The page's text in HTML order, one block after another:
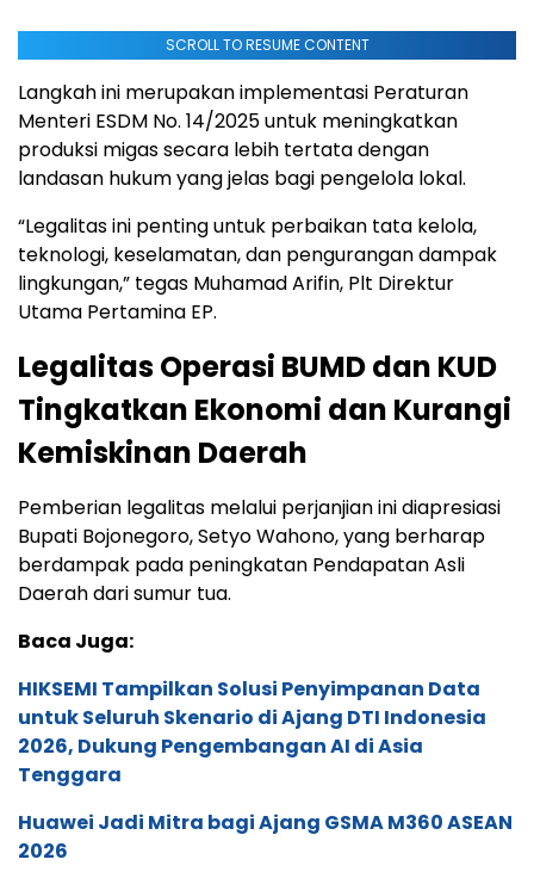
SCROLL TO RESUME CONTENT
Langkah ini merupakan implementasi Peraturan
Menteri ESDM No. 14/2025 untuk meningkatkan
produksi migas secara lebih tertata dengan
landasan hukum yang jelas bagi pengelola lokal.
“Legalitas ini penting untuk perbaikan tata kelola,
teknologi, keselamatan, dan pengurangan dampak
lingkungan,” tegas Muhamad Arifin, Plt Direktur
Utama Pertamina EP.
Legalitas Operasi BUMD dan KUD
Tingkatkan Ekonomi dan Kurangi
Kemiskinan Daerah
Pemberian legalitas melalui perjanjian ini diapresiasi
Bupati Bojonegoro, Setyo Wahono, yang berharap
berdampak pada peningkatan Pendapatan Asli
Daerah dari sumur tua.
Baca Juga:
HIKSEMI Tampilkan Solusi Penyimpanan Data
untuk Seluruh Skenario di Ajang DTI Indonesia
2026, Dukung Pengembangan AI di Asia
Tenggara
Huawei Jadi Mitra bagi Ajang GSMA M360 ASEAN
2026